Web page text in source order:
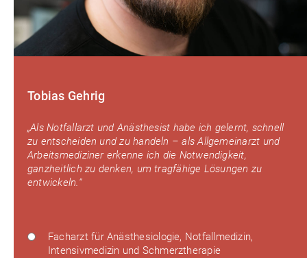
Tobias Gehrig
„Als Notfallarzt und Anästhesist habe ich gelernt, schnell
zu entscheiden und zu handeln – als Allgemeinarzt und
Arbeitsmediziner erkenne ich die Notwendigkeit,
ganzheitlich zu denken, um tragfähige Lösungen zu
entwickeln.“
Facharzt für Anästhesiologie, Notfallmedizin,
Intensivmedizin und Schmerztherapie